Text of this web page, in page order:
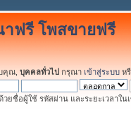
ฟรี โพสขายฟรี
คุณ, บุคคลทั่วไป กรุณา เข้าสู่ระบบ ห
วยชื่อผู้ใช้ รหัสผ่าน และระยะเวลาใน